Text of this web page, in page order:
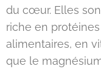
du cœur. Elles
riche en
alimentaires, en
que le